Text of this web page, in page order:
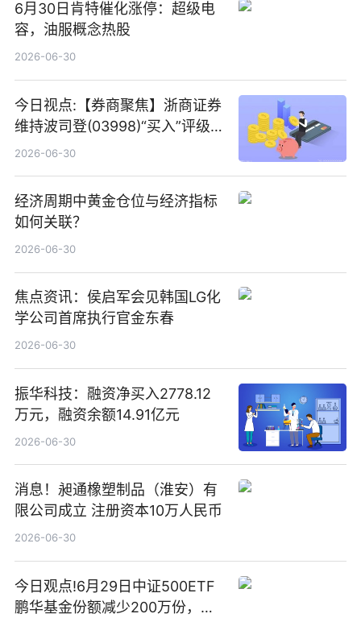
6月30日肯特催化涨停：超级电
容，油服概念热股
2026-06-30
今日视点:【券商聚焦】浙商证券
维持波司登(03998)“买入”评级
指其业绩高质量稳增长
2026-06-30
经济周期中黄金仓位与经济指标
如何关联？
2026-06-30
焦点资讯：侯启军会见韩国LG化
学公司首席执行官金东春
2026-06-30
振华科技：融资净买入2778.12
万元，融资余额14.91亿元
2026-06-30
消息！昶通橡塑制品（淮安）有
限公司成立 注册资本10万人民币
2026-06-30
今日观点!6月29日中证500ETF
鹏华基金份额减少200万份，重